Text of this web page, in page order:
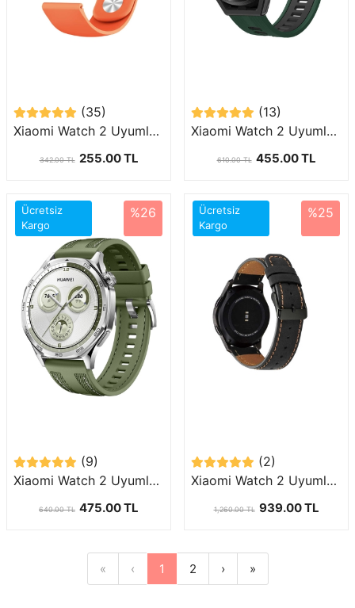
(35)
Xiaomi Watch 2 Uyumlu (22mm) Klasik Silikon Kordon-11
342.00 TL 255.00 TL
(13)
Xiaomi Watch 2 Uyumlu (22mm) İki Renkli Silikon Kordon-55
610.00 TL 455.00 TL
Ücretsiz
Kargo
%26
(9)
Xiaomi Watch 2 Uyumlu (22mm) Silikon Kordon-128
640.00 TL 475.00 TL
Ücretsiz
Kargo
%25
(2)
Xiaomi Watch 2 Uyumlu (22mm) Suni Deri Kordon-29
1,260.00 TL 939.00 TL
« ‹ 1 2 › »